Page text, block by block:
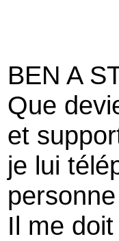
BEN A
Que
et
je lui
Il me